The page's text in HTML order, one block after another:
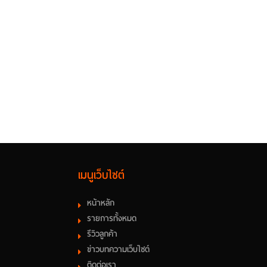
เมนูเว็บไซต์
หน้าหลัก
รายการทั้งหมด
รีวิวลูกค้า
ข่าวบทความเว็บไซต์